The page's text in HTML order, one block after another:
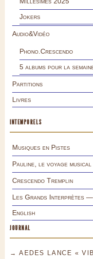
Jokers
Audio&Vidéo
Phono.Crescendo
5 albums pour la
Partitions
Livres
INTEMPORELS
Musiques en Pistes
Pauline, le voyage musical
Crescendo Tremplin
Les Grands Interprètes —
English
JOURNAL
→ AEDES LANCE «